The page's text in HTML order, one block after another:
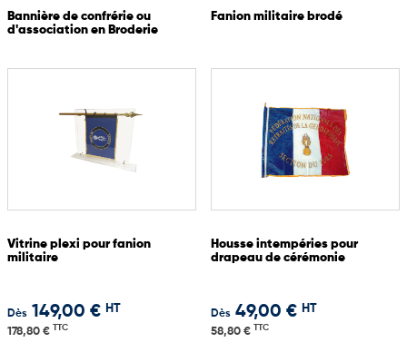
Bannière de confrérie ou
d'association en Broderie
Fanion militaire brodé
Vitrine plexi pour fanion
militaire
Dès 149,00 € HT
178,80 € TTC
Housse intempéries pour
drapeau de cérémonie
Dès 49,00 € HT
58,80 € TTC